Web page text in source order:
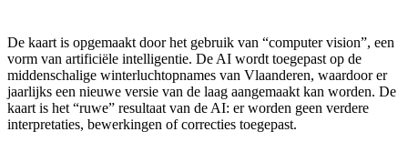
De kaart is opgemaakt door het gebruik van “computer vision”, een
vorm van artificiële intelligentie. De AI wordt toegepast op de
middenschalige winterluchtopnames van Vlaanderen, waardoor er
jaarlijks een nieuwe versie van de laag aangemaakt kan worden. De
kaart is het “ruwe” resultaat van de AI: er worden geen verdere
interpretaties, bewerkingen of correcties toegepast.